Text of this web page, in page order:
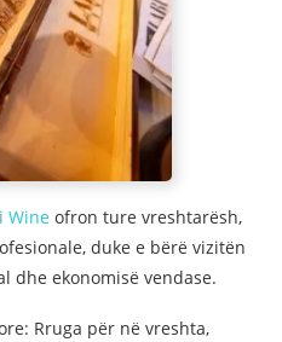
Wine ofron ture vreshtarësh,
duke e bërë vizitën
dhe ekonomisë vendase.
Rruga për në vreshta,